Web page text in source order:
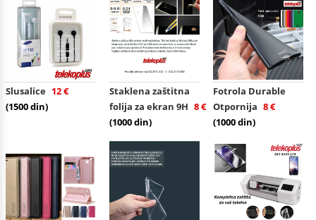
Slusalice 12 €
(1500 din)
Staklena zaštitna
folija za ekran 9H 8 €
(1000 din)
Fotrola Durable
Otpornija 8 €
(1000 din)